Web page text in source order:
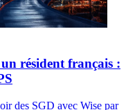
résident français :
des SGD avec Wise par